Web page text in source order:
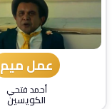
عمل ميم
أحمد فتحي
الكويسين